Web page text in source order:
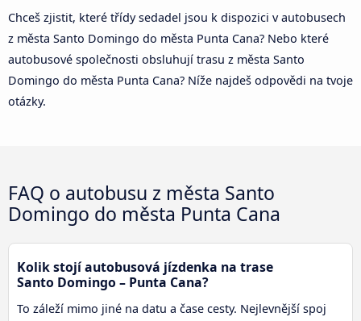
Chceš zjistit, které třídy sedadel jsou k dispozici v autobusech
z města Santo Domingo do města Punta Cana? Nebo které
autobusové společnosti obsluhují trasu z města Santo
Domingo do města Punta Cana? Níže najdeš odpovědi na tvoje
otázky.
FAQ o autobusu z města Santo
Domingo do města Punta Cana
Kolik stojí autobusová jízdenka na trase
Santo Domingo – Punta Cana?
To záleží mimo jiné na datu a čase cesty. Nejlevnější spoj